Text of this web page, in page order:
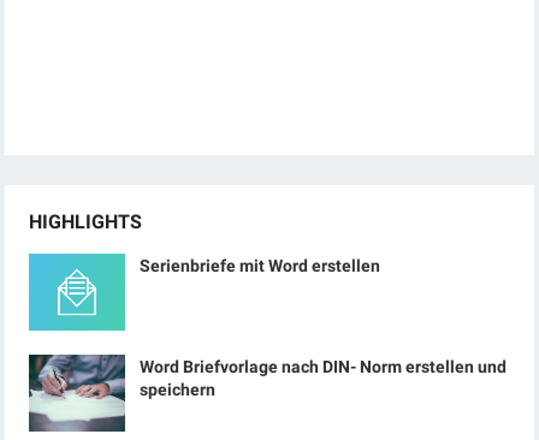
HIGHLIGHTS
Serienbriefe mit Word erstellen
Word Briefvorlage nach DIN- Norm erstellen und
speichern